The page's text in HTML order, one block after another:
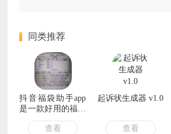
同类推荐
抖音福袋助手app
是一款好用的福袋
助手软件
查看
起诉状生成器 v1.0
查看